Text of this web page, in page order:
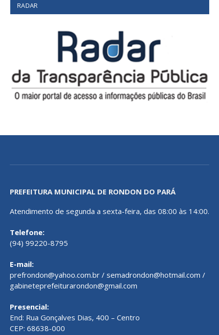
RADAR
PREFEITURA MUNICIPAL DE RONDON DO PARÁ
Atendimento de segunda a sexta-feira, das 08:00 às 14:00.
Telefone:
(94) 99220-8795
E-mail:
prefrondon@yahoo.com.br / semadrondon@hotmail.com /
gabineteprefeiturarondon@gmail.com
Presencial:
End: Rua Gonçalves Dias, 400 – Centro
CEP: 68638-000